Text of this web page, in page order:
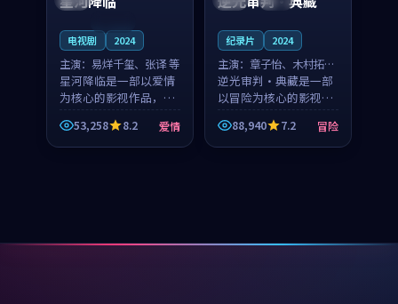
电视剧 2024
主演： 易烊千玺、张译 等
星河降临是一部以爱情
为核心的影视作品，围
绕危机、反转与人物成
长展开，整体节奏紧
凑，值得推荐观看。
53,258 8.2 爱情
纪录片 2024
主演： 章子怡、木村拓哉
等
逆光审判·典藏是一部
以冒险为核心的影视作
品，围绕危机、反转与
人物成长展开，整体节
奏紧凑，值得推荐观
88,940 7.2 冒险